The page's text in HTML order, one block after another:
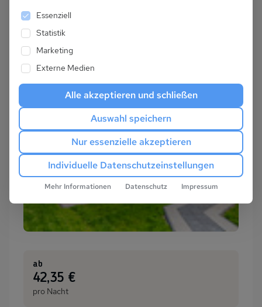
ab
:42,35 €
pro Nacht
Es folgt eine Liste der Service-Gruppen, für die
Essenziell
Statistik
Marketing
Externe Medien
Alle akzeptieren und schließen
Auswahl speichern
Nur essenzielle akzeptieren
Individuelle Datenschutzeinstellungen
Mehr Informationen Datenschutz Impressum